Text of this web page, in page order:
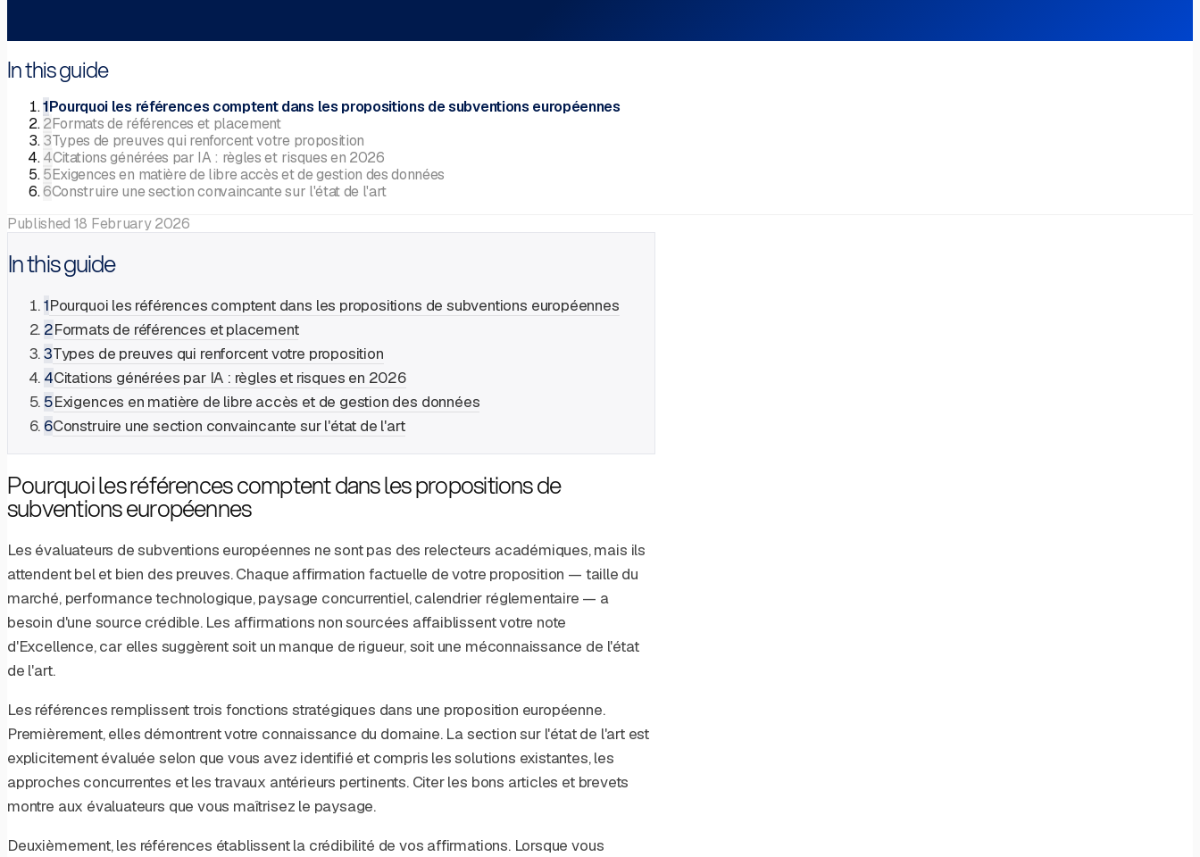
In this guide
1Pourquoi les références comptent dans les propositions de subventions européennes
2Formats de références et placement
3Types de preuves qui renforcent votre proposition
4Citations générées par IA : règles et risques en 2026
5Exigences en matière de libre accès et de gestion des données
6Construire une section convaincante sur l'état de l'art
Published 18 February 2026
In this guide
1Pourquoi les références comptent dans les propositions de subventions européennes
2Formats de références et placement
3Types de preuves qui renforcent votre proposition
4Citations générées par IA : règles et risques en 2026
5Exigences en matière de libre accès et de gestion des données
6Construire une section convaincante sur l'état de l'art
Pourquoi les références comptent dans les propositions de
subventions européennes
Les évaluateurs de subventions européennes ne sont pas des relecteurs académiques, mais ils
attendent bel et bien des preuves. Chaque affirmation factuelle de votre proposition — taille du
marché, performance technologique, paysage concurrentiel, calendrier réglementaire — a
besoin d'une source crédible. Les affirmations non sourcées affaiblissent votre note
d'Excellence, car elles suggèrent soit un manque de rigueur, soit une méconnaissance de l'état
de l'art.
Les références remplissent trois fonctions stratégiques dans une proposition européenne.
Premièrement, elles démontrent votre connaissance du domaine. La section sur l'état de l'art est
explicitement évaluée selon que vous avez identifié et compris les solutions existantes, les
approches concurrentes et les travaux antérieurs pertinents. Citer les bons articles et brevets
montre aux évaluateurs que vous maîtrisez le paysage.
Deuxièmement, les références établissent la crédibilité de vos affirmations. Lorsque vous